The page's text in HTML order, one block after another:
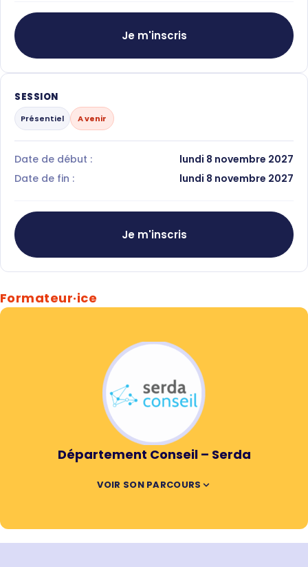
Je m'inscris
SESSION
Présentiel A venir
Date de début :
lundi 8 novembre 2027
Date de fin :
lundi 8 novembre 2027
Je m'inscris
Formateur·ice
Département Conseil – Serda
VOIR SON PARCOURS